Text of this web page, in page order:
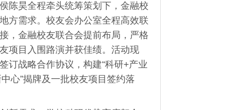
陈昊全程牵头统筹策划下，金融校
方需求。校友会办公室全程高效联
，金融校友联合会提前布局，严格
项目入围路演并获佳绩。活动现
订战略合作协议，构建“科研+产业
心”揭牌及一批校友项目签约落